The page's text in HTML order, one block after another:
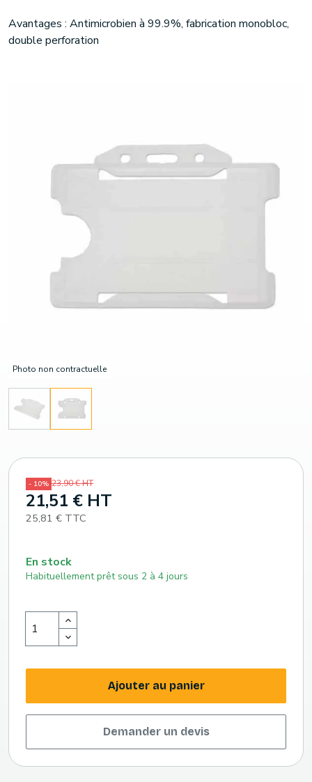
Photo non contractuelle
Avantages : Antimicrobien à 99.9%, fabrication monobloc,
double perforation
- 10% 23,90 € HT
21,51 € HT
25,81 € TTC
En stock
Habituellement prêt sous 2 à 4 jours
Ajouter au panier
Demander un devis